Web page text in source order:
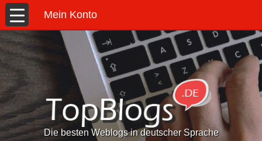
Mein Konto
Die besten Weblogs in deutscher Sprache